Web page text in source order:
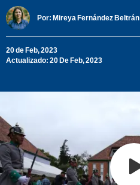
Por: Mireya Fernández Beltrán
20 de Feb, 2023
Actualizado: 20 De Feb, 2023